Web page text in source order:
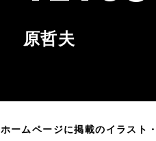
原哲夫
ームページに掲載のイラスト